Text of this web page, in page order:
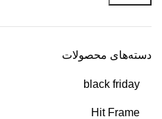
دسته‌های محصولات
black friday
Hit Frame